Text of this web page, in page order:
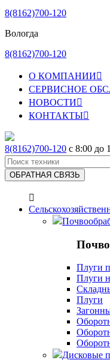
8(8162)700-120
Вологда
8(8162)700-120
О КОМПАНИИ
СЕРВИСНОЕ
НОВОСТИ
КОНТАКТЫ
8(8162)700-120 с 8:00 до
ОБРАТНАЯ СВЯЗЬ

Плуги
Плуги
Плуги
Дисковые